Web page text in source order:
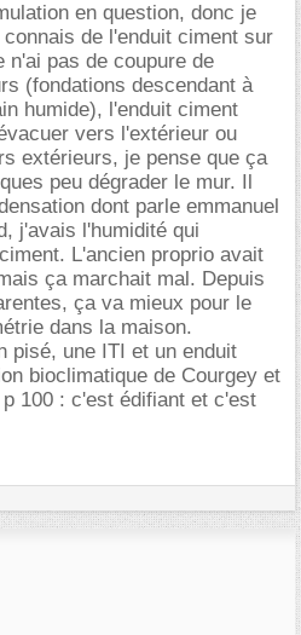
en question, donc je
de l'enduit ciment sur
n'ai pas de coupure de
(fondations descendant à
humide), l'enduit ciment
vers l'extérieur ou
extérieurs, je pense que ça
peu dégrader le mur. Il
dont parle emmanuel
j'avais l'humidité qui
L'ancien proprio avait
ça marchait mal. Depuis
ça va mieux pour le
dans la maison.
pisé, une ITI et un enduit
bioclimatique de Courgey et
100 : c'est édifiant et c'est